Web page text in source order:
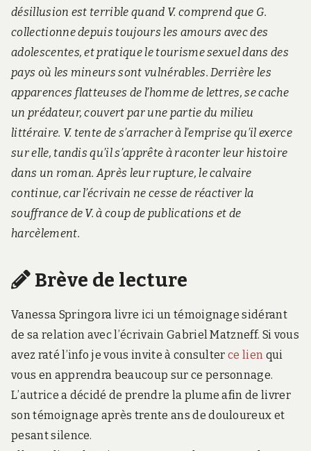
désillusion est terrible quand V. comprend que G.
collectionne depuis toujours les amours avec des
adolescentes, et pratique le tourisme sexuel dans des
pays où les mineurs sont vulnérables. Derrière les
apparences flatteuses de l’homme de lettres, se cache
un prédateur, couvert par une partie du milieu
littéraire. V. tente de s’arracher à l’emprise qu’il exerce
sur elle, tandis qu’il s’apprête à raconter leur histoire
dans un roman. Après leur rupture, le calvaire
continue, car l’écrivain ne cesse de réactiver la
souffrance de V. à coup de publications et de
harcèlement.
Brève de lecture
Vanessa Springora livre ici un témoignage sidérant
de sa relation avec l’écrivain Gabriel Matzneff. Si vous
avez raté l’info je vous invite à consulterce lien qui
vous en apprendra beaucoup sur ce personnage.
L’autrice a décidé de prendre la plume afin de livrer
son témoignage après trente ans de douloureux et
pesant silence.